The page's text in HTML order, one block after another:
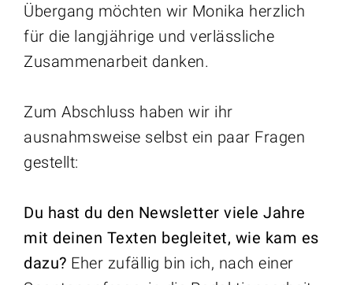
Übergang möchten wir Monika herzlich
für die langjährige und verlässliche
Zusammenarbeit danken.
Zum Abschluss haben wir ihr
ausnahmsweise selbst ein paar Fragen
gestellt:
Du hast du den Newsletter viele Jahre
mit deinen Texten begleitet, wie kam es
dazu? Eher zufällig bin ich, nach einer